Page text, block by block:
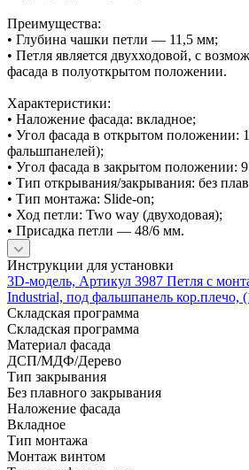
Преимущества:
• Глубина чашки петли — 11,5 мм;
• Петля является двухходовой, с
фасада в полуоткрытом положении.
Характеристики:
• Наложение фасада: вкладное;
• Угол фасада в открытом положении:
фальшпанелей);
• Угол фасада в закрытом положении:
• Тип открывания/закрывания: без
• Тип монтажа: Slide-on;
• Ход петли: Two way (двуходовая);
• Присадка петли — 48/6 мм.
Инструкции для установки
3D-модель, Артикул 3987 Петля с
Industrial, под фальшпанель кор.плечо,
Складская программа
Складская программа
Материал фасада
ДСП/МДФ/Дерево
Тип закрывания
Без плавного закрывания
Наложение фасада
Вкладное
Тип монтажа
Монтаж винтом